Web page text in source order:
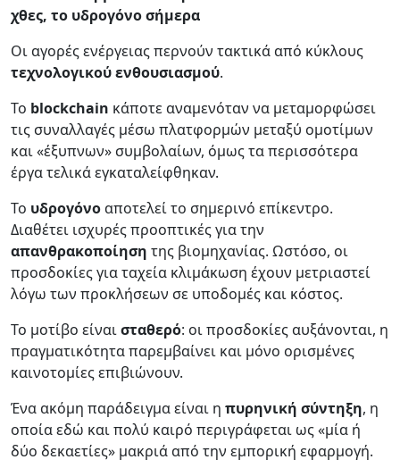
χθες, το υδρογόνο σήμερα
Οι αγορές ενέργειας περνούν τακτικά από κύκλους
τεχνολογικού ενθουσιασμού.
Το blockchain κάποτε αναμενόταν να μεταμορφώσει
τις συναλλαγές μέσω πλατφορμών μεταξύ ομοτίμων
και «έξυπνων» συμβολαίων, όμως τα περισσότερα
έργα τελικά εγκαταλείφθηκαν.
Το υδρογόνοαποτελεί το σημερινό επίκεντρο.
Διαθέτει ισχυρές προοπτικές για την
απανθρακοποίηση της βιομηχανίας. Ωστόσο, οι
προσδοκίες για ταχεία κλιμάκωση έχουν μετριαστεί
λόγω των προκλήσεων σε υποδομές και κόστος.
Το μοτίβο είναισταθερό: οι προσδοκίες αυξάνονται, η
πραγματικότητα παρεμβαίνει και μόνο ορισμένες
καινοτομίες επιβιώνουν.
Ένα ακόμη παράδειγμα είναι η πυρηνική σύντηξη, η
οποία εδώ και πολύ καιρό περιγράφεται ως «μία ή
δύο δεκαετίες» μακριά από την εμπορική εφαρμογή.